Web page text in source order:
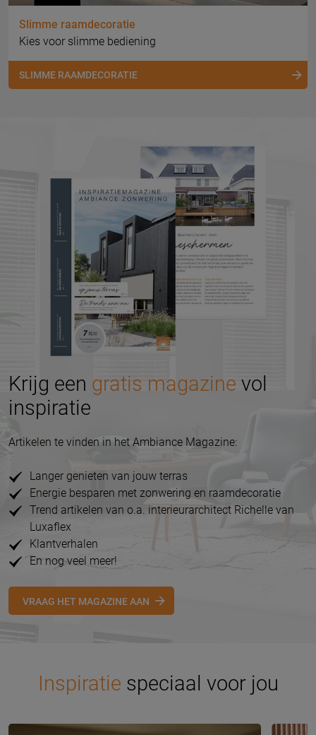
Slimme raamdecoratie
Kies voor slimme bediening
SLIMME RAAMDECORATIE
Krijg een gratis magazine vol
inspiratie
Artikelen te vinden in het Ambiance Magazine:
Langer genieten van jouw terras
Energie besparen met zonwering en raamdecoratie
Trend artikelen van o.a. interieurarchitect Richelle van
Luxaflex
Klantverhalen
En nog veel meer!
VRAAG HET MAGAZINE AAN
Inspiratie speciaal voor jou